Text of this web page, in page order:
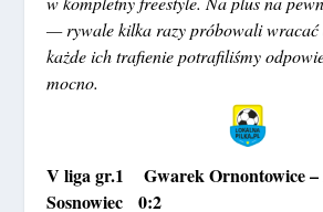
— rywale kilka razy próbowali wracać
każde ich trafienie potrafiliśmy
mocno.
V liga gr.1 Gwarek Ornontowice –
Sosnowiec 0:2